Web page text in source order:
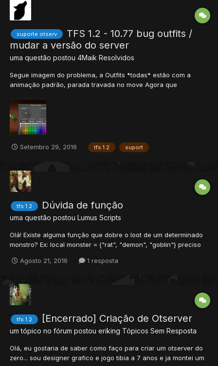
suporte otserv
TFS 1.2 - 10.77 bug outfits /
mudar a versão do server
uma questão postou 4Maik Resolvidos
Segue imagem do problema, a Outfits *todas* estão com a
animação padrão, parada travada no move Agora que
faço para que o cliente não seja o 10.77, mas sim um de minha
preferencia? É possível eu mudar a versão do cliente, não...
Setembro 29, 2016 tfs 1.2 suport
tfs 1.2 Dúvida de função
uma questão postou Lumus Scripts
Olá! Existe alguma função que dobre o loot de um determinado
monstro? Ex: local monster = {"rat", "demon", "goblin"} preciso
acima... só preciso da função, o resto eu sei fazer... desde-já,
Agosto 21, 2016 1 resposta
tfs 1.2 [Encerrado] Criação de Otserver
um tópico no fórum postou eriking Tópicos Sem Resposta
Olá, eu gostaria de saber como faço para criar um otserver do
zero... sou designer grafico e jogo tibia a 7 anos e ja montei um